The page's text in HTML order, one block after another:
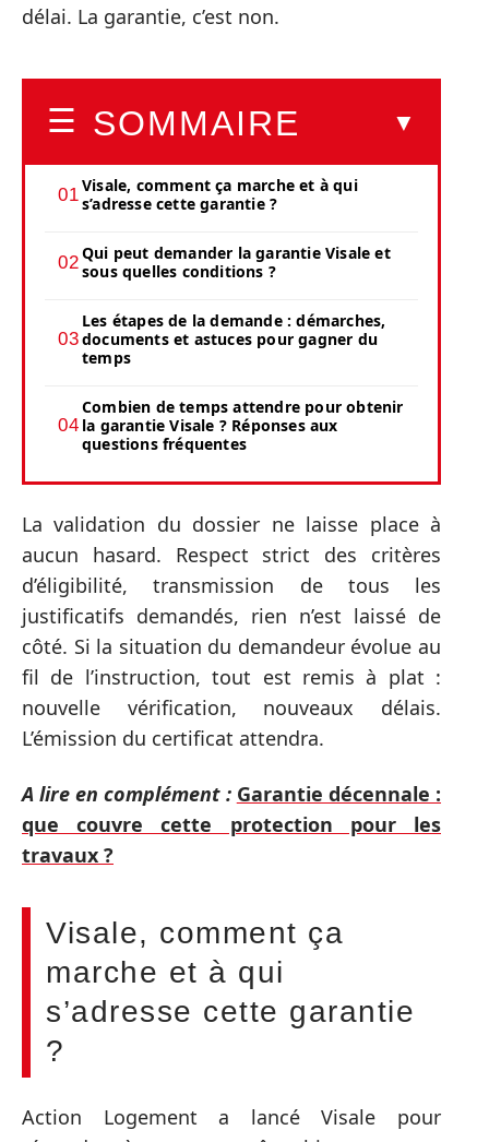
délai. La garantie, c’est non.
SOMMAIRE
Visale, comment ça marche et à qui
s’adresse cette garantie ?
Qui peut demander la garantie Visale et
sous quelles conditions ?
Les étapes de la demande : démarches,
documents et astuces pour gagner du
temps
Combien de temps attendre pour obtenir
la garantie Visale ? Réponses aux
questions fréquentes
La validation du dossier ne laisse place à
aucun hasard. Respect strict des critères
d’éligibilité, transmission de tous les
justificatifs demandés, rien n’est laissé de
côté. Si la situation du demandeur évolue au
fil de l’instruction, tout est remis à plat :
nouvelle vérification, nouveaux délais.
L’émission du certificat attendra.
A lire en complément : Garantie décennale :
que couvre cette protection pour les
travaux ?
Visale, comment ça
marche et à qui
s’adresse cette garantie
?
Action Logement a lancé Visale pour